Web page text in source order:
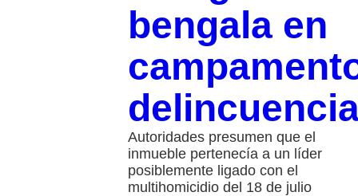
bengala en
Autoridades presumen que el
inmueble pertenecía a un líder
posiblemente ligado con el
multihomicidio del 18 de julio